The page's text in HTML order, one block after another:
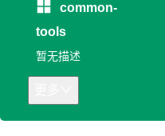
common-
tools
暂无描述